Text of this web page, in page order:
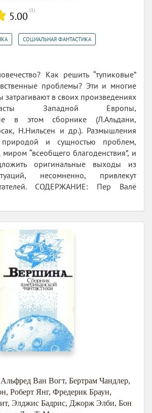
5.00 (1)
СОЦИАЛЬНАЯ ФАНТАСТИКА
Как решить “тупиковые”
проблемы? Эти и многие
затрагивают в своих произведениях
Западной Европы,
в этом сборнике (Л.Альдани,
Н.Нильсен и др.). Размышления
и сущностью проблем,
“всеобщего благоденствия”, и
оригинальные выходы из
несомненно, привлекут
СОДЕРЖАНИЕ: Пер Валё
Альфред Ван Вогт, Бертрам Чандлер,
, Роберт Янг, Фредерик Браун,
, Элджис Бадрис, Джорж Элби, Бон